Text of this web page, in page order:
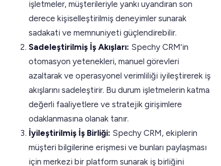
işletmeler, müşterileriyle yankı uyandıran son
derece kişiselleştirilmiş deneyimler sunarak
sadakati ve memnuniyeti güçlendirebilir.
Sadeleştirilmiş İş Akışları: Spechy CRM'in
otomasyon yetenekleri, manuel görevleri
azaltarak ve operasyonel verimliliği iyileştirerek iş
akışlarını sadeleştirir. Bu durum işletmelerin katma
değerli faaliyetlere ve stratejik girişimlere
odaklanmasına olanak tanır.
İyileştirilmiş İş Birliği: Spechy CRM, ekiplerin
müşteri bilgilerine erişmesi ve bunları paylaşması
için merkezi bir platform sunarak iş birliğini